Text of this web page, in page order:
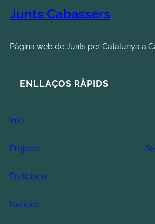
Junts Cabassers
Pàgina web de Junts per Catalunya a
ENLLAÇOS RÀPIDS
Inici
Projecte
Participeu
Notícies